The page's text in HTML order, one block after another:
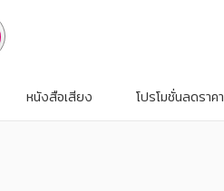
หนังสือเสียง โปรโมชั่นลดราคา